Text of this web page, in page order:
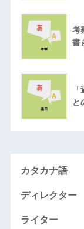
考
書
と
カタカナ語
ディレクター
ライター